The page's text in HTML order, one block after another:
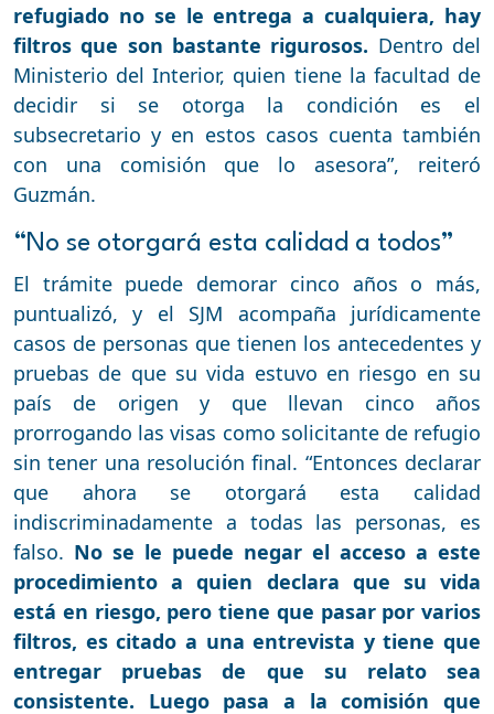
refugiado no se le entrega a cualquiera, hay
filtros que son bastante rigurosos. Dentro del
Ministerio del Interior, quien tiene la facultad de
decidir si se otorga la condición es el
subsecretario y en estos casos cuenta también
con una comisión que lo asesora”, reiteró
Guzmán.
“No se otorgará esta calidad a todos”
El trámite puede demorar cinco años o más,
puntualizó, y el SJM acompaña jurídicamente
casos de personas que tienen los antecedentes y
pruebas de que su vida estuvo en riesgo en su
país de origen y que llevan cinco años
prorrogando las visas como solicitante de refugio
sin tener una resolución final. “Entonces declarar
que ahora se otorgará esta calidad
indiscriminadamente a todas las personas, es
falso. No se le puede negar el acceso a este
procedimiento a quien declara que su vida
está en riesgo, pero tiene que pasar por varios
filtros, es citado a una entrevista y tiene que
entregar pruebas de que su relato sea
consistente. Luego pasa a la comisión que